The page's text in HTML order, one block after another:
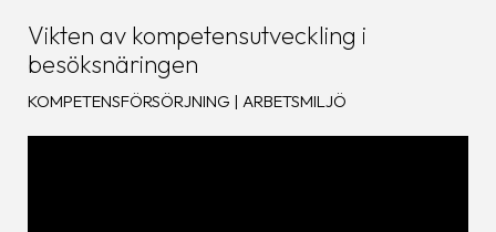
Vikten av kompetensutveckling i
besöksnäringen
KOMPETENSFÖRSÖRJNING | ARBETSMILJÖ